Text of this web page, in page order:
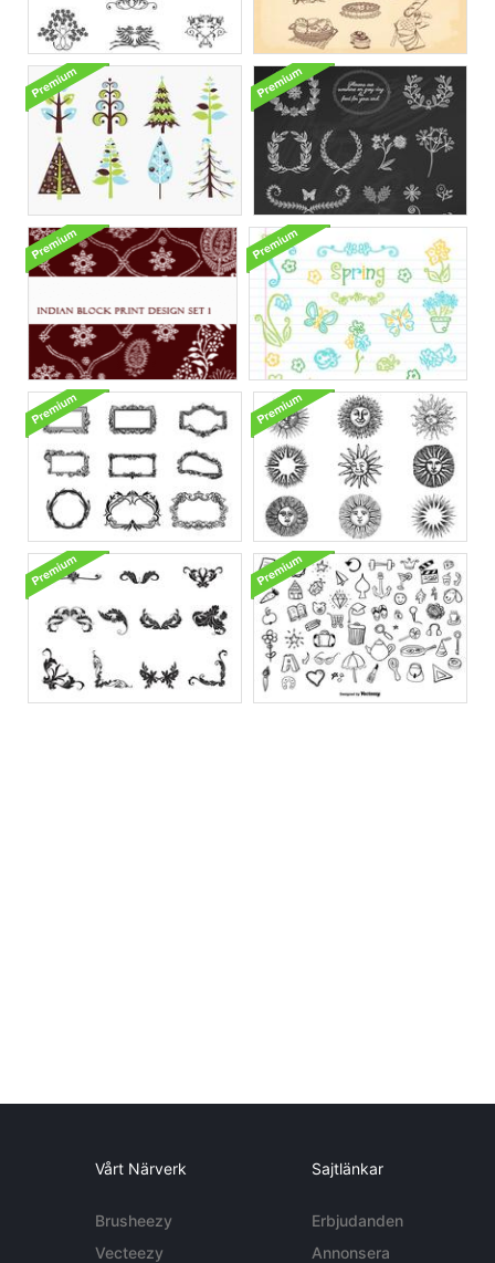
Vårt Närverk
Brusheezy
Vecteezy
Sajtlänkar
Erbjudanden
Annonsera